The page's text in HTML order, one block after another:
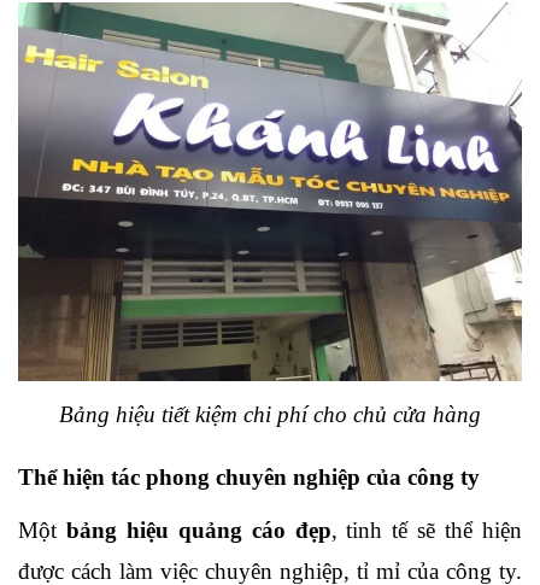
Bảng hiệu tiết kiệm chi phí cho chủ cửa hàng
Thể hiện tác phong chuyên nghiệp của công ty
Một bảng hiệu quảng cáo đẹp, tinh tế sẽ thể hiện
được cách làm việc chuyên nghiệp, tỉ mỉ của công ty.